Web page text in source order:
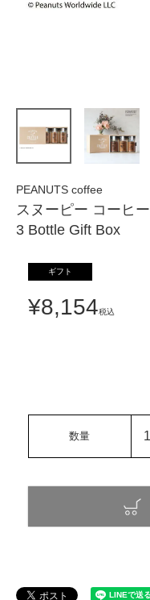
PEANUTS coffee
スヌーピー コーヒー
3 Bottle Gift Box
ギフト
¥8,154税込